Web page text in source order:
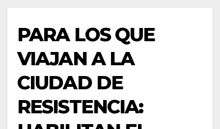
PARA LOS QUE
VIAJAN A LA
CIUDAD DE
RESISTENCIA: